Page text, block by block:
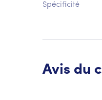
Spécificité
Avis du